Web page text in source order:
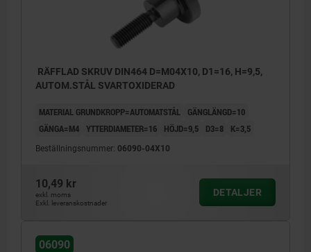
RÄFFLAD SKRUV DIN464 D=M04X10, D1=16, H=9,5,
AUTOM.STÅL SVARTOXIDERAD
MATERIAL GRUNDKROPP=AUTOMATSTÅL
GÄNGLÄNGD=10
GÄNGA=M4 YTTERDIAMETER=16 HÖJD=9,5 D3=8 K=3,5
Beställningsnummer: 06090-04X10
10,49 kr
exkl. moms
Exkl. leveranskostnader
DETALJER
06090